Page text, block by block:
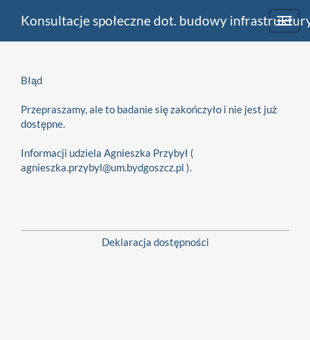
Konsultacje społeczne dot. budowy
Błąd
Przepraszamy, ale to badanie się zakończyło i nie jest już
dostępne.
Informacji udziela Agnieszka Przybył (
agnieszka.przybyl@um.bydgoszcz.pl ).
Deklaracja dostępności